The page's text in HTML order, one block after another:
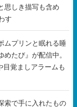
プリンと眠れる睡
たび』が配信中。
目覚ましアラームも
索で手に入れたもの
『Moonlighter』が
！続編『Moonlighter
ースを記念したキャ